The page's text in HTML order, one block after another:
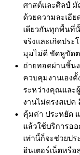
ศาสต์และศิลป์
ด้วยความละเอี
เดียวกันทุกพื้นที่
จริงและเกิดปร
มุมไม่ดี ขัดหูขัดต
ถ่ายทอดผ่านชิ้น
ควบคุมงานเองตั้
ระหว่างคุณและ
งานไม่ตรงสเปค
คุ้มค่า ประหยัด
แล้วใช้บริการอ
เท่านี้ก็จะช่วยปร
อินเตอร์เน็ตหรื